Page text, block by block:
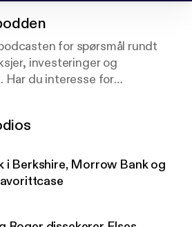
for spørsmål rundt
investeringer og
Har du interesse for
på #pengepodden! Det slippes
Podcasten ledes av
med spareøkonom Else
Roger Berntsen.
der du lytter til podcast.
acast.com/privacy for more
i Berkshire, Morrow Bank og